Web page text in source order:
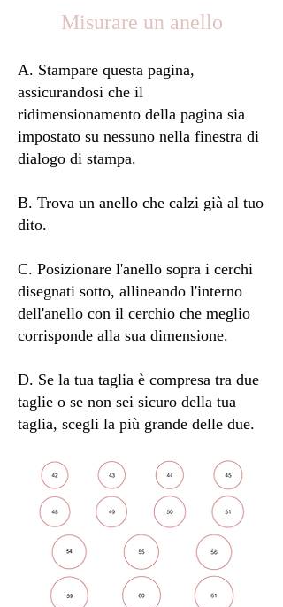
Misurare un anello
A. Stampare questa pagina,
assicurandosi che il
ridimensionamento della pagina sia
impostato su nessuno nella finestra di
dialogo di stampa.
B. Trova un anello che calzi già al tuo
dito.
C. Posizionare l'anello sopra i cerchi
disegnati sotto, allineando l'interno
dell'anello con il cerchio che meglio
corrisponde alla sua dimensione.
D. Se la tua taglia è compresa tra due
taglie o se non sei sicuro della tua
taglia, scegli la più grande delle due.